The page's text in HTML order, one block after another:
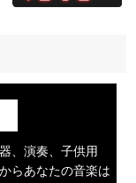
、演奏、子供用
らあなたの音楽は